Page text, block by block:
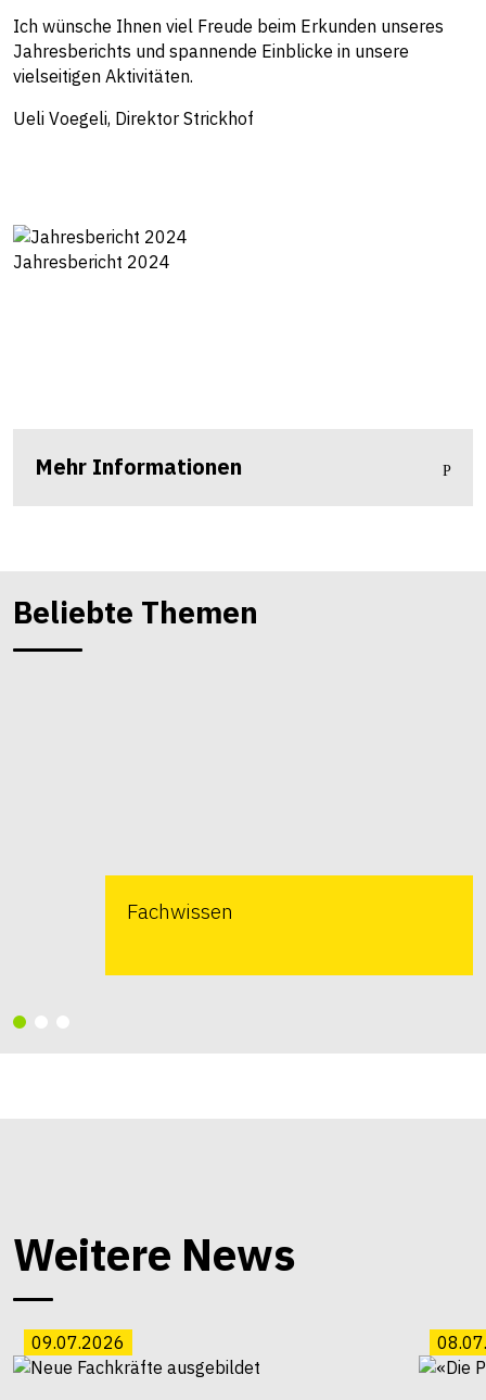
Ich wünsche Ihnen viel Freude beim Erkunden unseres
Jahresberichts und spannende Einblicke in unsere
vielseitigen Aktivitäten.
Ueli Voegeli, Direktor Strickhof
Jahresbericht 2024
Mehr Informationen
Beliebte Themen
Fachwissen
Weitere News
09.07.2026